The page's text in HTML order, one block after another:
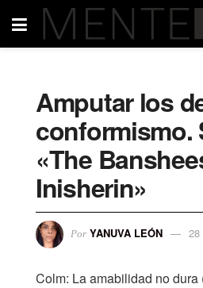
Amputar los
conformismo.
«The
Inisherin»
Por YANUVA LEÓN 28
Colm: La amabilidad no